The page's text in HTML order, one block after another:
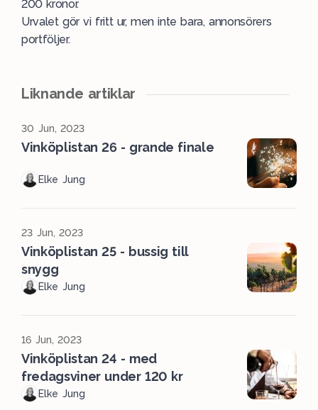
200 kronor.
Urvalet gör vi fritt ur, men inte bara, annonsörers
portföljer.
Liknande artiklar
30 Jun, 2023
Vinköplistan 26 - grande finale
Elke Jung
23 Jun, 2023
Vinköplistan 25 - bussig till
snygg
Elke Jung
16 Jun, 2023
Vinköplistan 24 - med
fredagsviner under 120 kr
Elke Jung